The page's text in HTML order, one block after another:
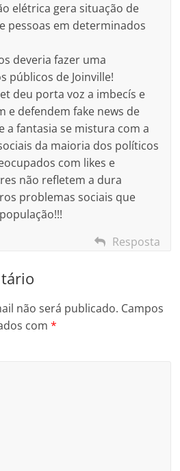
elétrica gera situação de
pessoas em determinados
deveria fazer uma
públicos de Joinville!
deu porta voz a imbecís e
e defendem fake news de
a fantasia se mistura com a
da maioria dos políticos
com likes e
não refletem a dura
problemas sociais que
Resposta
não será publicado. Campos
com*